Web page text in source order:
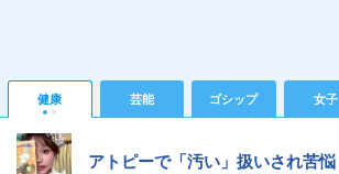
健康 芸能 ゴシップ 女子
アトピーで「汚い」扱いされ苦悩